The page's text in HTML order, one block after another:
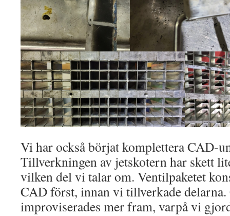
Vi har också börjat komplettera CAD-
Tillverkningen av jetskotern har skett
vilken del vi talar om. Ventilpaketet
CAD först, innan vi tillverkade delarna.
improviserades mer fram, varpå vi